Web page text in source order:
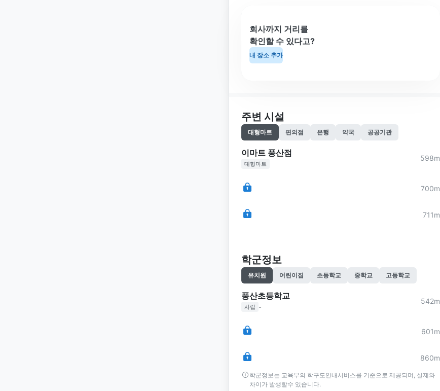
회사까지 거리를
확인할 수 있다고?
내 장소 추가
주변 시설
대형마트 편의점 은행 약국 공공기관
이마트 풍산점
대형마트
598m
700m
711m
학군정보
유치원 어린이집 초등학교 중학교 고등학교
풍산초등학교
사립 -
542m
601m
860m
학군정보는 교육부의 학구도안내서비스를 기준으로 제공되며, 실제와
차이가 발생할수 있습니다.